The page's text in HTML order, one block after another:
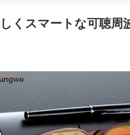
くスマートな可聴周